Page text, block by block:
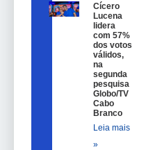
Cícero
Lucena
lidera
com 57%
dos votos
válidos,
na
segunda
pesquisa
Globo/TV
Cabo
Branco
Leia mais
»